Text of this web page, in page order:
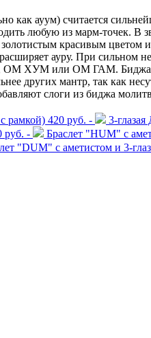
ауум) считается
любую из марм-точек.
золотистым красивым
ауру. При сильном
ОМ ХУМ или ОМ ГАМ. Биджа
других мантр, так как
слоги из биджа
рамкой) 420 руб. - 3-
руб. - Браслет "HUM" с
"DUM" с аметистом и 3-